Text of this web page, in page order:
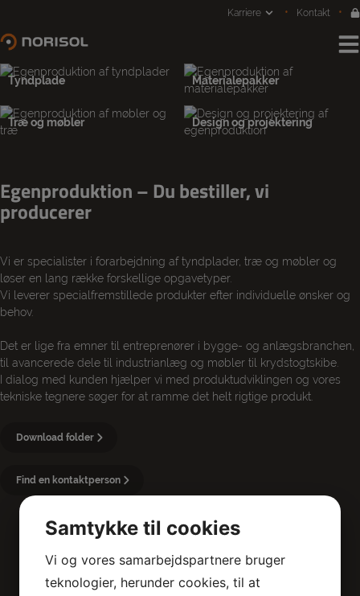
indholdet
Karriere Kontakt
Tyndplade Materialepakker
Træ og møbler Design og projektering
Egenproduktion – Du bestiller, vi
producerer
Vi er specialister i forarbejdning af tyndplader, træ og møbler og
løser en lang række forskellige opgavetyper.
Vi leverer specialfremstillede produkter efter individuelle ønsker og
behov.
Det er lige fra emner til entreprenører i bygge- og anlægsbranchen,
til avancerede dele til industrianlæg og møbler til krydstogtskibe.
I dialog med kunden hjælper vi med produktudviklingen og vores
tekniske tegnere søger for at ramme det helt rigtige produkt.
Download folder
Find en kontaktperson
Samtykke til cookies
Vi og vores samarbejdspartnere bruger
teknologier, herunder cookies, til at